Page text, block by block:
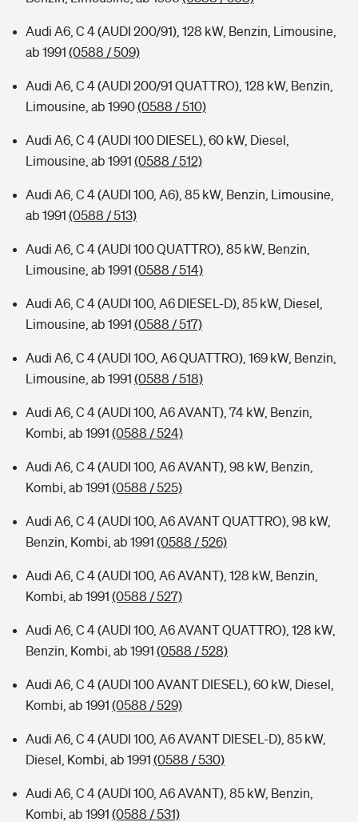
Audi A6, C 4 (AUDI 200/91), 128 kW, Benzin, Limousine,
ab 1991 (0588 / 509)
Audi A6, C 4 (AUDI 200/91 QUATTRO), 128 kW, Benzin,
Limousine, ab 1990(0588 / 510)
Audi A6, C 4 (AUDI 100 DIESEL), 60 kW, Diesel,
Limousine, ab 1991 (0588 / 512)
Audi A6, C 4 (AUDI 100, A6), 85 kW, Benzin, Limousine,
ab 1991 (0588 / 513)
Audi A6, C 4 (AUDI 100 QUATTRO), 85 kW, Benzin,
Limousine, ab 1991 (0588 / 514)
Audi A6, C 4 (AUDI 100, A6 DIESEL-D), 85 kW, Diesel,
Limousine, ab 1991 (0588 / 517)
Audi A6, C 4 (AUDI 10O, A6 QUATTRO), 169 kW, Benzin,
Limousine, ab 1991 (0588 / 518)
Audi A6, C 4 (AUDI 100, A6 AVANT), 74 kW, Benzin,
Kombi, ab 1991 (0588 / 524)
Audi A6, C 4 (AUDI 100, A6 AVANT), 98 kW, Benzin,
Kombi, ab 1991 (0588 / 525)
Audi A6, C 4 (AUDI 100, A6 AVANT QUATTRO), 98 kW,
Benzin, Kombi, ab 1991 (0588 / 526)
Audi A6, C 4 (AUDI 100, A6 AVANT), 128 kW, Benzin,
Kombi, ab 1991 (0588 / 527)
Audi A6, C 4 (AUDI 100, A6 AVANT QUATTRO), 128 kW,
Benzin, Kombi, ab 1991 (0588 / 528)
Audi A6, C 4 (AUDI 100 AVANT DIESEL), 60 kW, Diesel,
Kombi, ab 1991 (0588 / 529)
Audi A6, C 4 (AUDI 100, A6 AVANT DIESEL-D), 85 kW,
Diesel, Kombi, ab 1991 (0588 / 530)
Audi A6, C 4 (AUDI 100, A6 AVANT), 85 kW, Benzin,
Kombi, ab 1991 (0588 / 531)